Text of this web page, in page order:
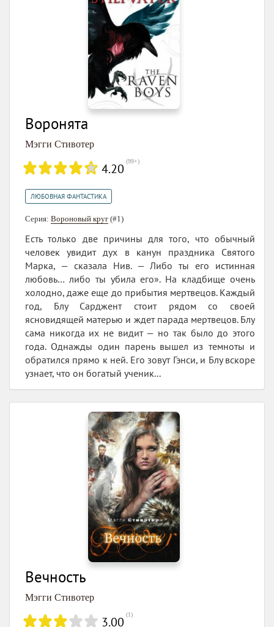
Воронята
Мэгги Стивотер
4.20 (99+)
ЛЮБОВНАЯ ФАНТАСТИКА
Серия: Вороновый круг (#1)
Есть только две причины для того, что обычный
человек увидит дух в канун праздника Святого
Марка, — сказала Нив. — Либо ты его истинная
любовь… либо ты убила его». На кладбище очень
холодно, даже еще до прибытия мертвецов. Каждый
год, Блу Сарджент стоит рядом со своей
ясновидящей матерью и ждет парада мертвецов. Блу
сама никогда их не видит — но так было до этого
года. Однажды один парень вышел из темноты и
обратился прямо к ней. Его зовут Гэнси, и Блу вскоре
узнает, что он богатый ученик...
Вечность
Мэгги Стивотер
3.00 (1)